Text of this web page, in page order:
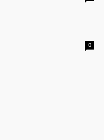
0